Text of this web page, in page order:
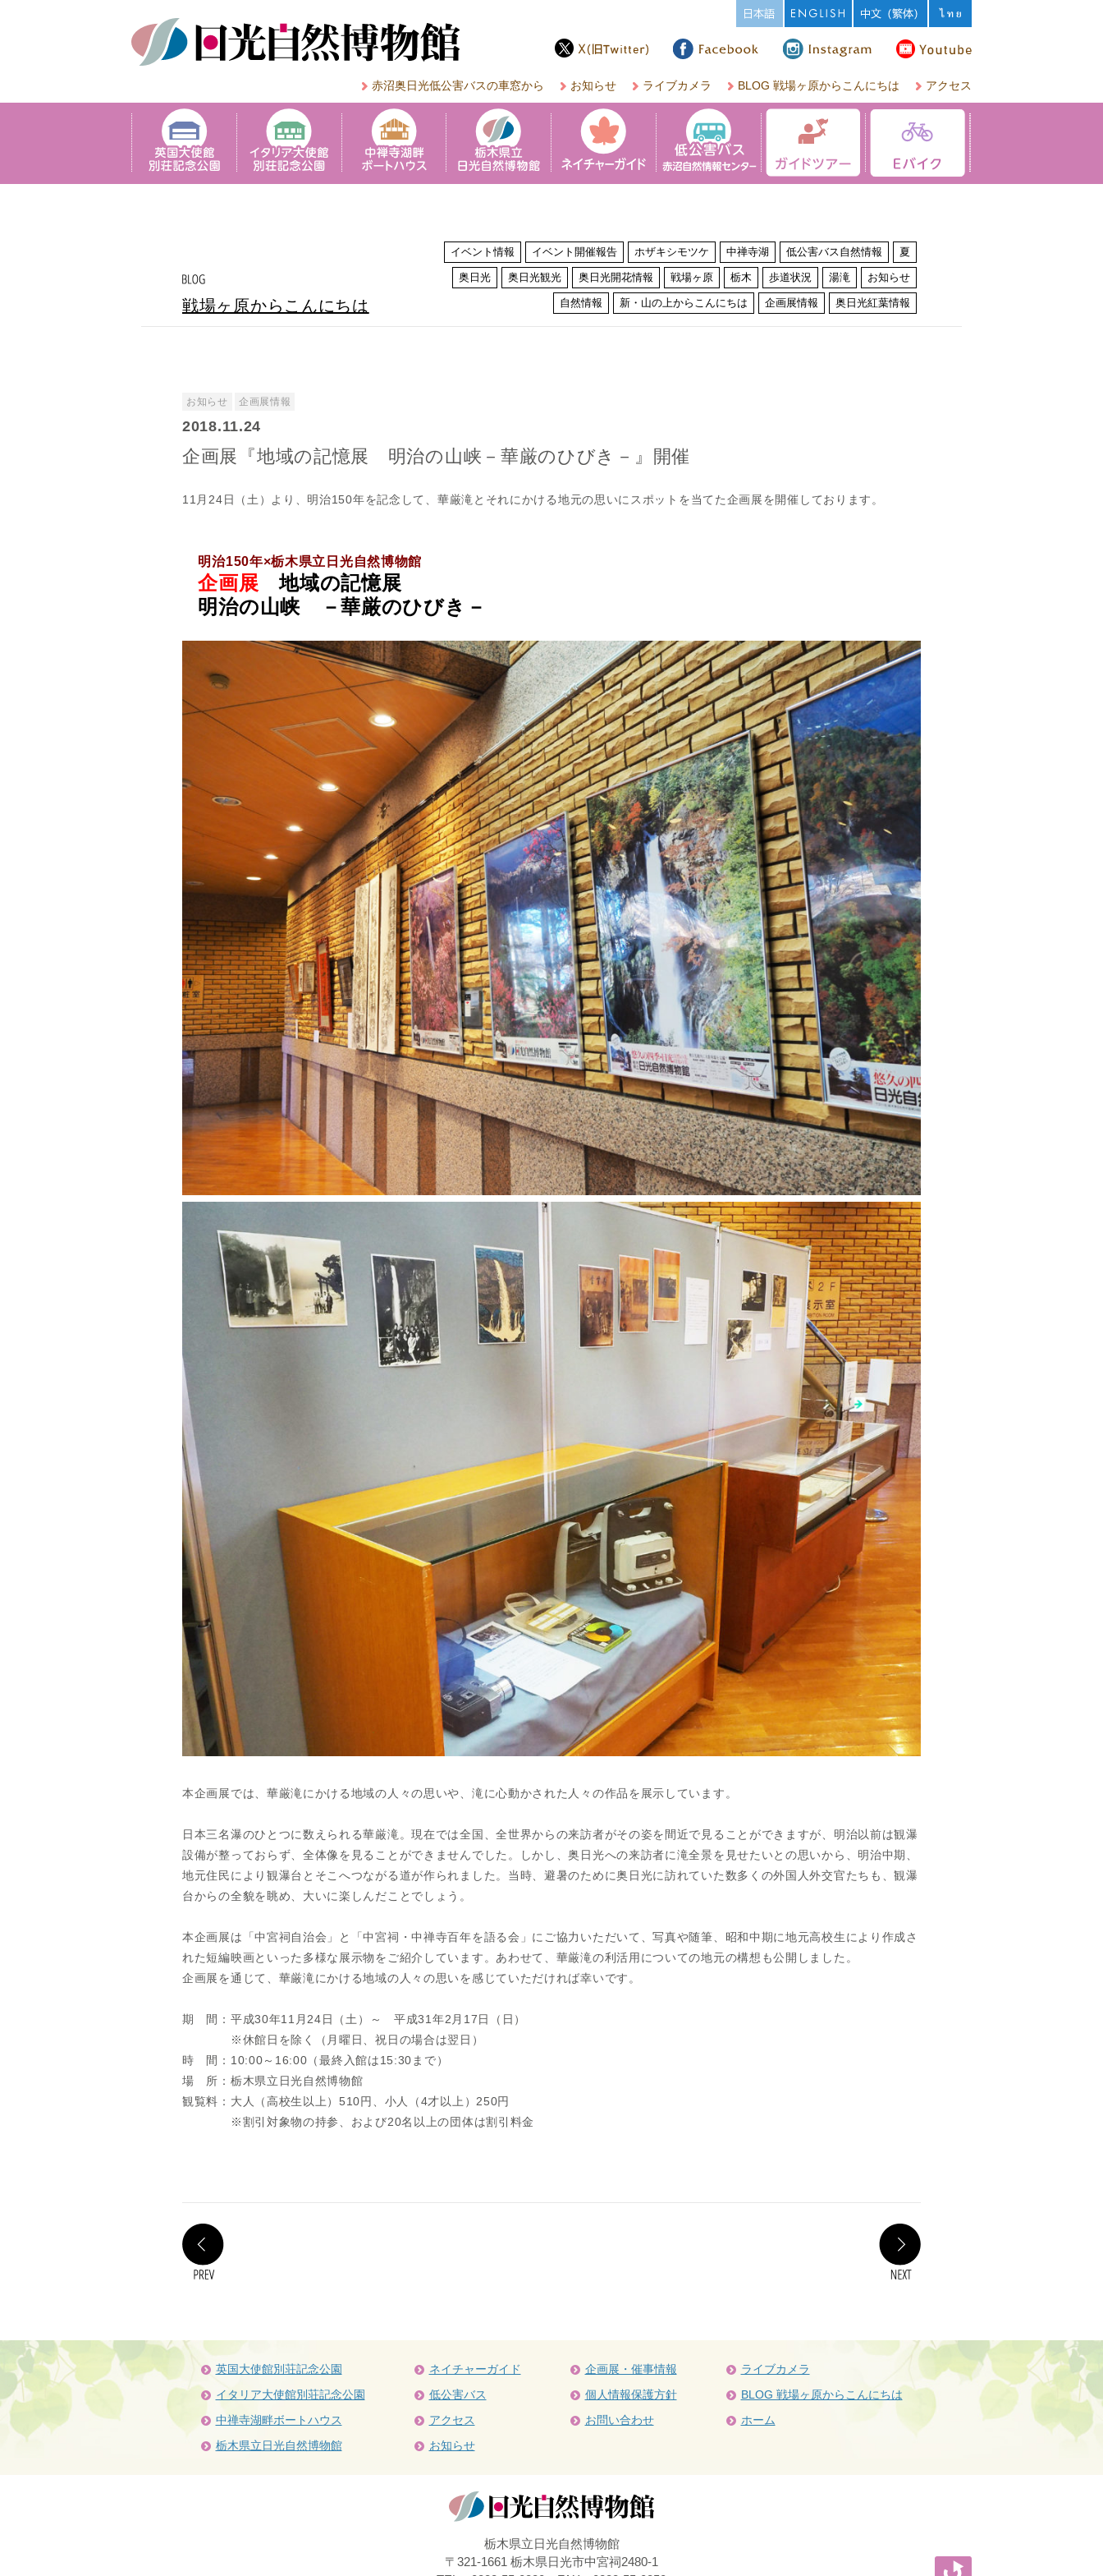
赤沼奥日光低公害バスの車窓から お知らせ ライブカメラ BLOG 戦場ヶ原からこんにちは アクセス
戦場ヶ原からこんにちは
イベント情報 イベント開催報告 ホザキシモツケ 中禅寺湖 低公害バス自然情報 夏
奥日光 奥日光観光 奥日光開花情報 戦場ヶ原 栃木 歩道状況 湯滝 お知らせ
自然情報 新・山の上からこんにちは 企画展情報 奥日光紅葉情報
お知らせ 企画展情報
2018.11.24
企画展『地域の記憶展 明治の山峡－華厳のひびき－』開催
11月24日（土）より、明治150年を記念して、華厳滝とそれにかける地元の思いにスポットを当てた企画展を開催しております。
明治150年×栃木県立日光自然博物館
企画展 地域の記憶展
明治の山峡 －華厳のひびき－
本企画展では、華厳滝にかける地域の人々の思いや、滝に心動かされた人々の作品を展示しています。
日本三名瀑のひとつに数えられる華厳滝。現在では全国、全世界からの来訪者がその姿を間近で見ることができますが、明治以前は観瀑
設備が整っておらず、全体像を見ることができませんでした。しかし、奥日光への来訪者に滝全景を見せたいとの思いから、明治中期、
地元住民により観瀑台とそこへつながる道が作られました。当時、避暑のために奥日光に訪れていた数多くの外国人外交官たちも、観瀑
台からの全貌を眺め、大いに楽しんだことでしょう。
本企画展は「中宮祠自治会」と「中宮祠・中禅寺百年を語る会」にご協力いただいて、写真や随筆、昭和中期に地元高校生により作成さ
れた短編映画といった多様な展示物をご紹介しています。あわせて、華厳滝の利活用についての地元の構想も公開しました。
企画展を通じて、華厳滝にかける地域の人々の思いを感じていただければ幸いです。
期 間：平成30年11月24日（土）～ 平成31年2月17日（日）
※休館日を除く（月曜日、祝日の場合は翌日）
時 間：10:00～16:00（最終入館は15:30まで）
場 所：栃木県立日光自然博物館
観覧料：大人（高校生以上）510円、小人（4才以上）250円
※割引対象物の持参、および20名以上の団体は割引料金
英国大使館別荘記念公園
イタリア大使館別荘記念公園
中禅寺湖畔ボートハウス
栃木県立日光自然博物館
ネイチャーガイド
低公害バス
アクセス
お知らせ
企画展・催事情報
個人情報保護方針
お問い合わせ
ライブカメラ
BLOG 戦場ヶ原からこんにちは
ホーム
栃木県立日光自然博物館
〒321-1661 栃木県日光市中宮祠2480-1